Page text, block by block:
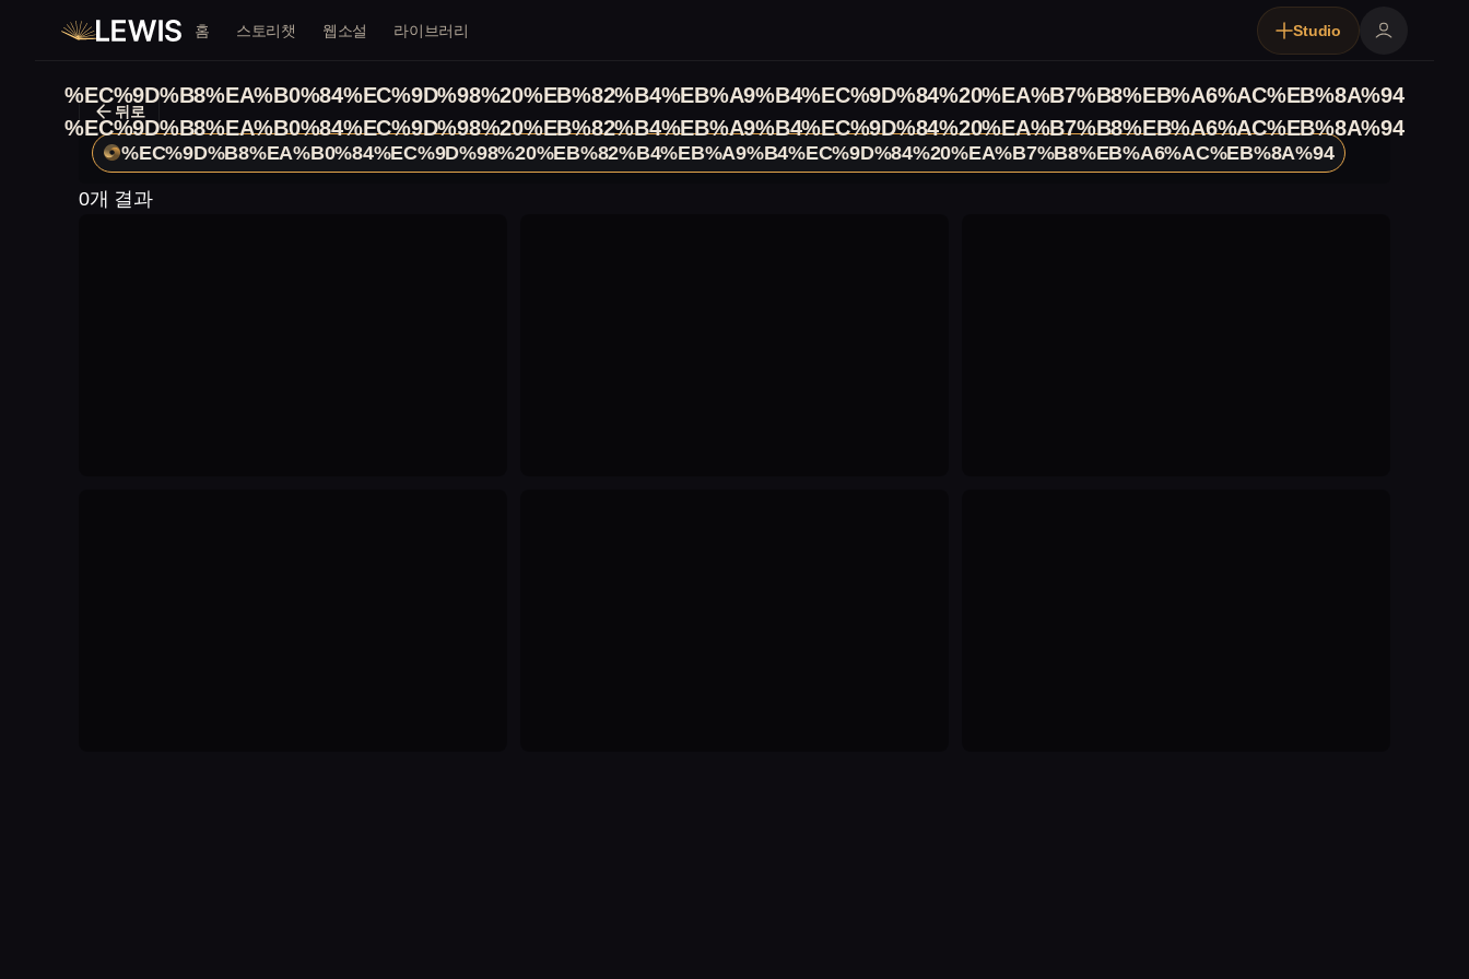
홈 스토리챗 웹소설 라이브러리 Studio
뒤로
%EC%9D%B8%EA%B0%84%EC%9D%98%20%EB%82%B4%EB%A9%B4%EC%9D%84%20%EA%B7%B8%EB%A6%AC%EB%8A%94
%EC%9D%B8%EA%B0%84%EC%9D%98%20%EB%82%B4%EB%A9%B4%EC%9D%84%20%EA%B7%B8%EB%A6%AC%EB%8A%94
%EC%9D%B8%EA%B0%84%EC%9D%98%20%EB%82%B4%EB%A9%B4%EC%9D%84%20%EA%B7%B8%EB%A6%AC%EB%8A%94
0개 결과